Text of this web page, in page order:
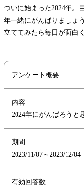
ついに始まった2024年。
年一緒にがんばりましょ
立ててみたら毎日が面白
アンケート概要
内容
2024年にがんばろうと
期間
2023/11/07～2023/12/04
有効回答数